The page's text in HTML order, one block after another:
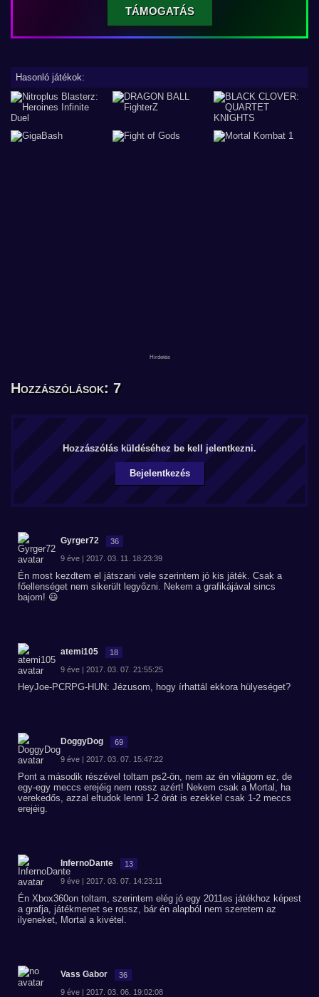
TÁMOGATÁS
Hasonló játékok:
Hozzászólások: 7
Hozzászólás küldéséhez be kell jelentkezni.
Bejelentkezés
Gyrger72 36
9 éve | 2017. 03. 11. 18:23:39
Én most kezdtem el játszani vele szerintem jó kis játék. Csak a
főellenséget nem sikerült legyőzni. Nekem a grafikájával sincs
bajom! 😃
atemi105 18
9 éve | 2017. 03. 07. 21:55:25
HeyJoe-PCRPG-HUN: Jézusom, hogy írhattál ekkora hülyeséget?
DoggyDog 69
9 éve | 2017. 03. 07. 15:47:22
Pont a második részével toltam ps2-ön, nem az én világom ez, de
egy-egy meccs erejéig nem rossz azért! Nekem csak a Mortal, ha
verekedős, azzal eltudok lenni 1-2 órát is ezekkel csak 1-2 meccs
erejéig.
InfernoDante 13
9 éve | 2017. 03. 07. 14:23:11
Én Xbox360on toltam, szerintem elég jó egy 2011es játékhoz képest
a grafja, játékmenet se rossz, bár én alapból nem szeretem az
ilyeneket, Mortal a kivétel.
Vass Gabor 36
9 éve | 2017. 03. 06. 19:02:08